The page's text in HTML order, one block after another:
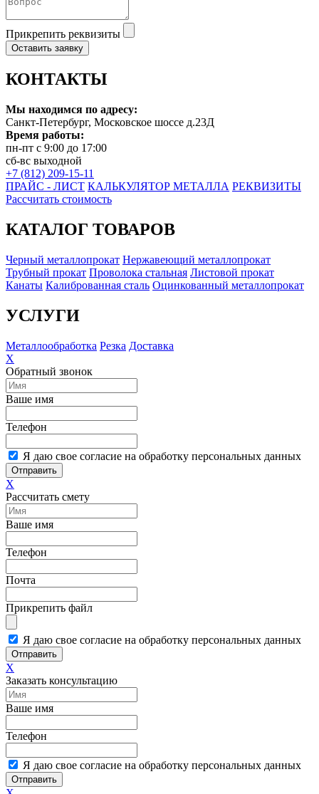
Прикрепить реквизиты
Оставить заявку
КОНТАКТЫ
Мы находимся по адресу:
Санкт-Петербург, Московское шоссе д.23Д
Время работы:
пн-пт с 9:00 до 17:00
сб-вс выходной
+7 (812) 209-15-11
ПРАЙС - ЛИСТ КАЛЬКУЛЯТОР МЕТАЛЛА РЕКВИЗИТЫ
Рассчитать стоимость
КАТАЛОГ ТОВАРОВ
Черный металлопрокат Нержавеющий металлопрокат
Трубный прокат Проволока стальная Листовой прокат
Канаты Калиброванная сталь Оцинкованный металлопрокат
УСЛУГИ
Металлообработка Резка Доставка
X
Обратный звонок
Ваше имя
Телефон
Я даю свое согласие на обработку персональных данных
Отправить
X
Рассчитать смету
Ваше имя
Телефон
Почта
Прикрепить файл
Я даю свое согласие на обработку персональных данных
Отправить
X
Заказать консультацию
Ваше имя
Телефон
Я даю свое согласие на обработку персональных данных
Отправить